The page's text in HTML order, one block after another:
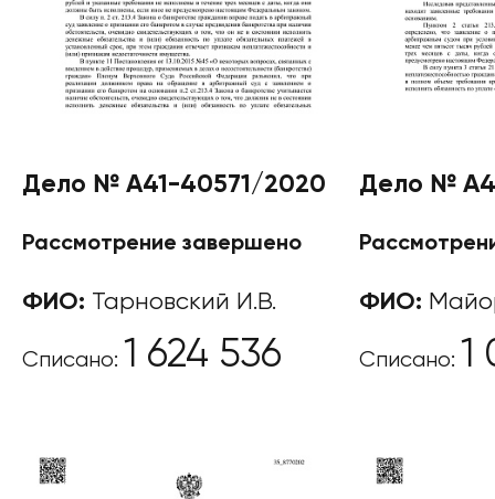
Дело № А41-40571/2020
Рассмотрение завершено
ФИО: Тарновский И.В.
Списано: 1 624 536
Дело №
ФИО:
Списано: 1